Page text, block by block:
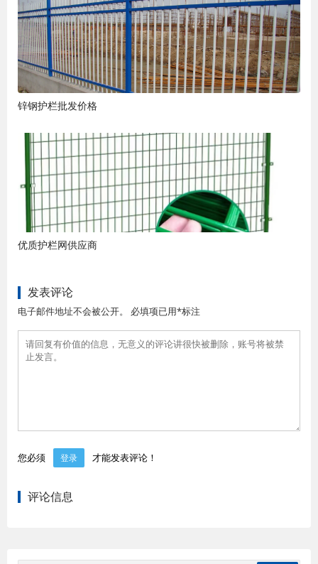
锌钢护栏批发价格
优质护栏网供应商
发表评论
电子邮件地址不会被公开。 必填项已用*标注
您必须 登录 才能发表评论！
评论信息